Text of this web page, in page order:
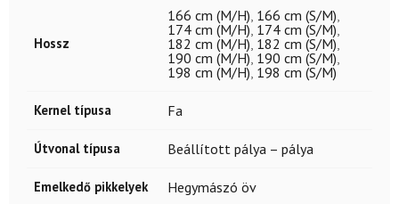
Hossz
166 cm (M/H), 166 cm (S/M),
174 cm (M/H), 174 cm (S/M),
182 cm (M/H), 182 cm (S/M),
190 cm (M/H), 190 cm (S/M),
198 cm (M/H), 198 cm (S/M)
Kernel típusa Fa
Útvonal típusa Beállított pálya – pálya
Emelkedő pikkelyek Hegymászó öv